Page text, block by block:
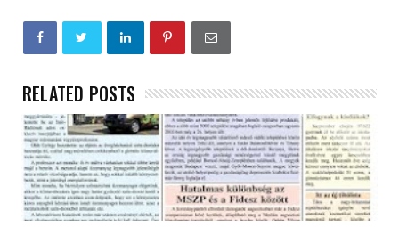
RELATED POSTS